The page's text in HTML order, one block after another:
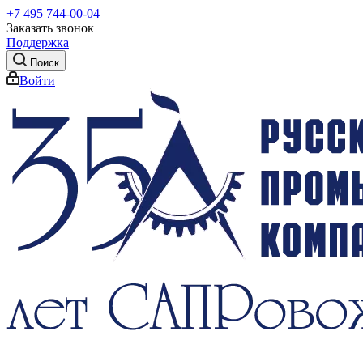
+7 495 744-00-04
Заказать звонок
Поддержка
Поиск
Войти